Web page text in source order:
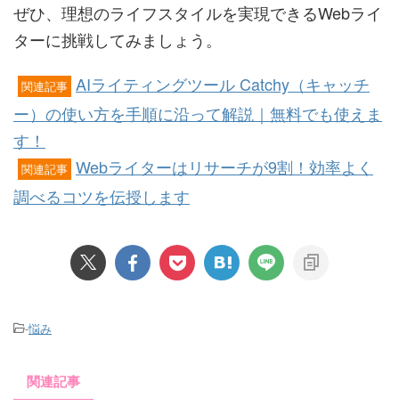
ぜひ、理想のライフスタイルを実現できるWebライ
ターに挑戦してみましょう。
関連記事 AIライティングツール Catchy（キャッチ
ー）の使い方を手順に沿って解説｜無料でも使えま
す！
関連記事 Webライターはリサーチが9割！効率よく
調べるコツを伝授します
-悩み
関連記事